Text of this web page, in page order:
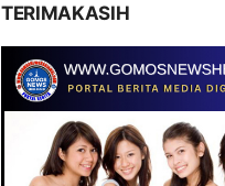
TERIMAKASIH